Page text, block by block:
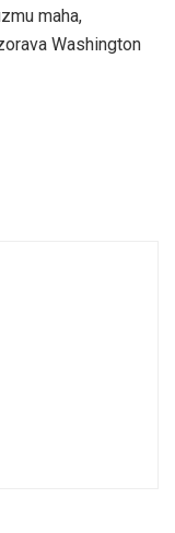
maha,
Washington